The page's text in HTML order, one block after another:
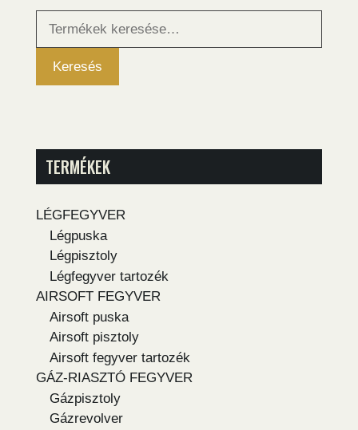
következőre:
Keresés
TERMÉKEK
LÉGFEGYVER
Légpuska
Légpisztoly
Légfegyver tartozék
AIRSOFT FEGYVER
Airsoft puska
Airsoft pisztoly
Airsoft fegyver tartozék
GÁZ-RIASZTÓ FEGYVER
Gázpisztoly
Gázrevolver